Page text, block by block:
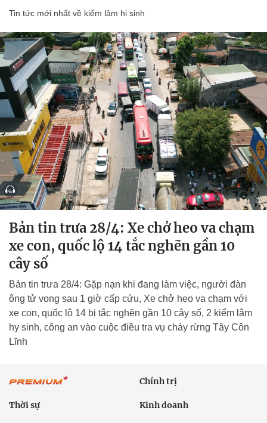
Tin tức mới nhất về kiểm lâm hi sinh
Bản tin trưa 28/4: Xe chở heo va chạm
xe con, quốc lộ 14 tắc nghẽn gần 10
cây số
Bản tin trưa 28/4: Gặp nạn khi đang làm việc, người đàn
ông tử vong sau 1 giờ cấp cứu, Xe chở heo va chạm với
xe con, quốc lộ 14 bị tắc nghẽn gần 10 cây số, 2 kiểm lâm
hy sinh, công an vào cuộc điều tra vụ cháy rừng Tây Côn
Lĩnh
Chính trị
Thời sự Kinh doanh